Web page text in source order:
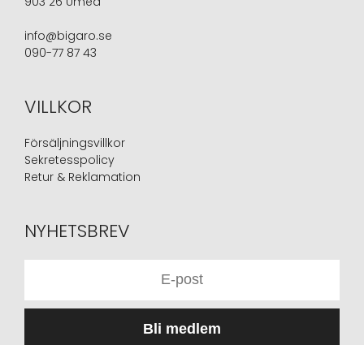
info@bigaro.se
090-77 87 43
VILLKOR
Försäljningsvillkor
Sekretesspolicy
Retur & Reklamation
NYHETSBREV
Bli medlem